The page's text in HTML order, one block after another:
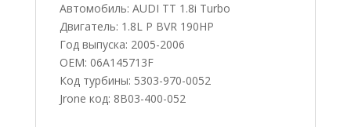
Автомобиль: AUDI TT 1.8i Turbo
Двигатель: 1.8L P BVR 190HP
Год выпуска: 2005-2006
OEM: 06A145713F
Код турбины: 5303-970-0052
Jrone код: 8B03-400-052